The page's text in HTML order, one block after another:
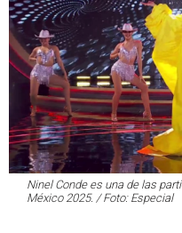
Ninel Conde es una de las
México 2025. / Foto: Especial